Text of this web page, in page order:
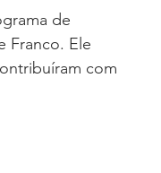
Franco. Ele
com